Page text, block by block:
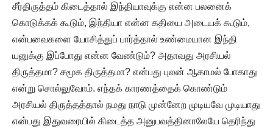
சீர்திருத்தம் கிடைத்தால் இந்தியாவுக்கு என்ன பலனைக்
கொடுக்கக் கூடும், இந்தியா என்ன கதியை அடையக் கூடும்,
என்பவைகளை யோசித்துப் பார்த்தால் உண்மையான இந்தி
யனுக்கு இப்போது என்ன வேண்டும்? அதாவது அரசியல்
திருத்தமா? சமூக திருத்தமா? என்பது புலன் ஆகாமல் போகாது
என்று சொல்லுவோம். எந்தக் காரணத்தைக் கொண்டும்
அரசியல் திருத்தத்தால் நமது நாடு முன்னேற முடியவே முடியாது
என்பது இதுவரையில் கிடைத்த அனுபவத்தினாலேயே தெரிந்து